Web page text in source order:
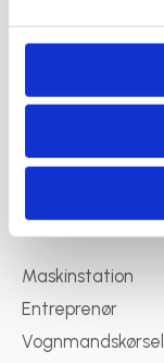
+45 30 97 13 10
Ballingvej 98,
Services
Maskinstation
Entreprenør
Vognmandskørsel